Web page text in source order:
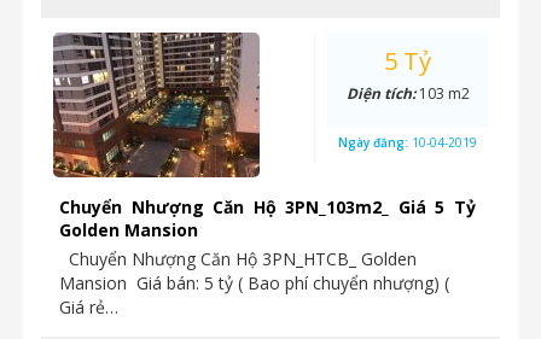
Chuyển Nhượng Căn Hộ 3PN_103m2_ Giá 5 Tỷ
Golden Mansion
Chuyển Nhượng Căn Hộ 3PN_HTCB_ Golden
Mansion Giá bán: 5 tỷ ( Bao phí chuyển nhượng) (
Giá rẻ…
5 Tỷ
Diện tích:103 m2
Ngày đăng: 10-04-2019